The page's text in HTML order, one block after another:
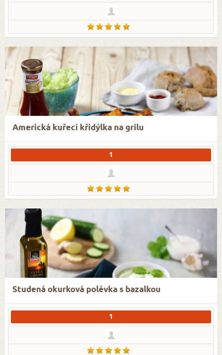
Americká kuřecí křidýlka na grilu
1
Studená okurková polévka s bazalkou
1